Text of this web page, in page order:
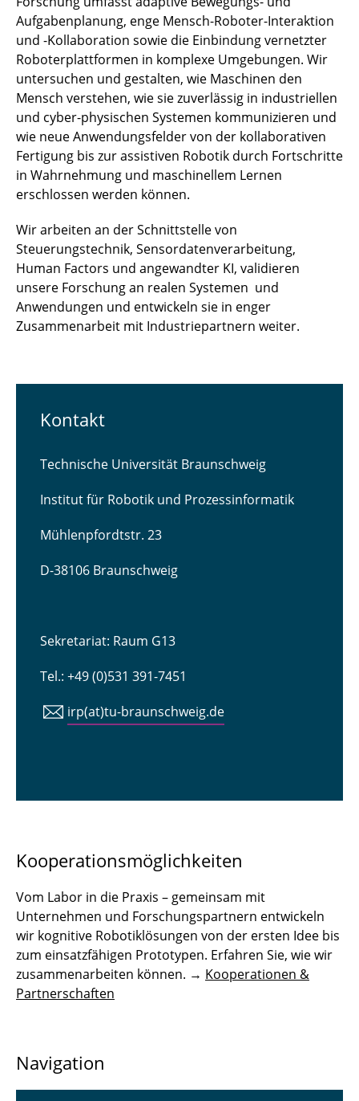
Aufgabenplanung, enge Mensch-Roboter-Interaktion
und -Kollaboration sowie die Einbindung vernetzter
Roboterplattformen in komplexe Umgebungen. Wir
untersuchen und gestalten, wie Maschinen den
Mensch verstehen, wie sie zuverlässig in industriellen
und cyber-physischen Systemen kommunizieren und
wie neue Anwendungsfelder von der kollaborativen
Fertigung bis zur assistiven Robotik durch Fortschritte
in Wahrnehmung und maschinellem Lernen
erschlossen werden können.
Wir arbeiten an der Schnittstelle von
Steuerungstechnik, Sensordatenverarbeitung,
Human Factors und angewandter KI, validieren
unsere Forschung an realen Systemen und
Anwendungen und entwickeln sie in enger
Zusammenarbeit mit Industriepartnern weiter.
Kontakt
Technische Universität Braunschweig
Institut für Robotik und Prozessinformatik
Mühlenpfordtstr. 23
D-38106 Braunschweig
Sekretariat: Raum G13
Tel.: +49 (0)531 391-7451
irp(at)tu-braunschweig.de
Kooperationsmöglichkeiten
Vom Labor in die Praxis – gemeinsam mit
Unternehmen und Forschungspartnern entwickeln
wir kognitive Robotiklösungen von der ersten Idee bis
zum einsatzfähigen Prototypen. Erfahren Sie, wie wir
zusammenarbeiten können. → Kooperationen &
Partnerschaften
Navigation